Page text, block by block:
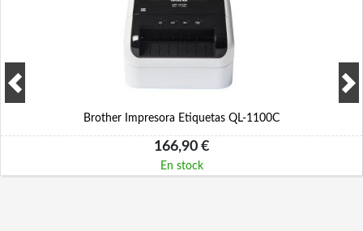
Brother Impresora Etiquetas QL-1100C
166,90 €
En stock